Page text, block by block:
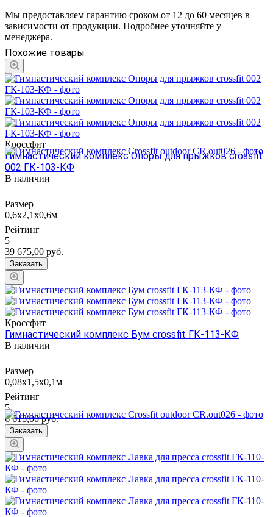
Мы предоставляем гарантию сроком от 12 до 60 месяцев в
зависимости от продукции. Подробнее уточняйте у
менеджера.
Похожие товары
Кроссфит
Гимнастический комплекс Опоры для прыжков crossfit
002 ГК-103-КФ
В наличии
Размер
0,6х2,1х0,6м
Рейтинг
5
39 675,00 руб.
Заказать
Кроссфит
Гимнастический комплекс Бум crossfit ГК-113-КФ
В наличии
Размер
0,08х1,5х0,1м
Рейтинг
5
6 613,00руб.
Заказать